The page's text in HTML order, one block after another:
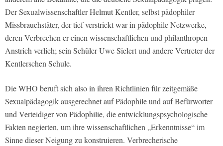
Der Sexualwissenschaftler Helmut Kentler, selbst pädophiler
Missbrauchstäter, der tief verstrickt war in pädophile Netzwerke,
deren Verbrechen er einen wissenschaftlichen und philanthropen
Anstrich verlieh; sein Schüler Uwe Sielert und andere Vertreter der
Kentlerschen Schule.
Die WHO beruft sich also in ihren Richtlinien für zeitgemäße
Sexualpädagogik ausgerechnet auf Pädophile und auf Befürworter
und Verteidiger von Pädophilie, die entwicklungspsychologische
Fakten negierten, um ihre wissenschaftlichen „Erkenntnisse“ im
Sinne dieser Neigung zu konstruieren. Verbrecherische